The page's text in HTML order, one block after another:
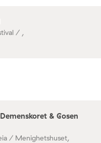
/ ,
& Gosen
/ Menighetshuset,